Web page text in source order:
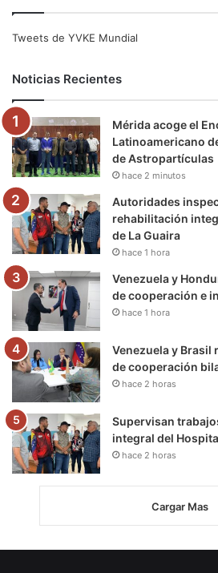
e
o
o
k
t
e
r
b
e
g
r
a
m
Tweets de YVKE Mundial
Noticias Recientes
Mérida acoge el
Latinoamericano
de Astropartículas
hace 2 minutos
Autoridades
rehabilitación
de La Guaira
hace 1 hora
Venezuela y
de cooperación e
hace 1 hora
Venezuela y Brasil
de cooperación
hace 2 horas
Supervisan
integral del
hace 2 horas
Cargar Mas